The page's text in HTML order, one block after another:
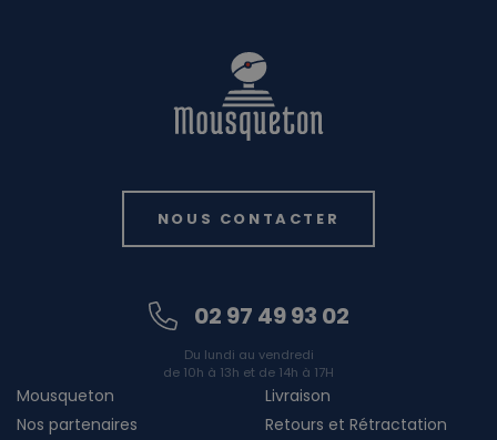
NOUS CONTACTER
02 97 49 93 02
Du lundi au vendredi
de 10h à 13h et de 14h à 17H
Mousqueton
Nos partenaires
Livraison
Retours et Rétractation